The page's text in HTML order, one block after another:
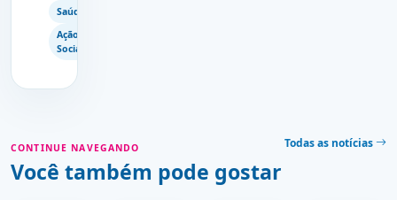
Saúde
Ação
Social
CONTINUE NAVEGANDO
Você também pode gostar
Todas as notícias